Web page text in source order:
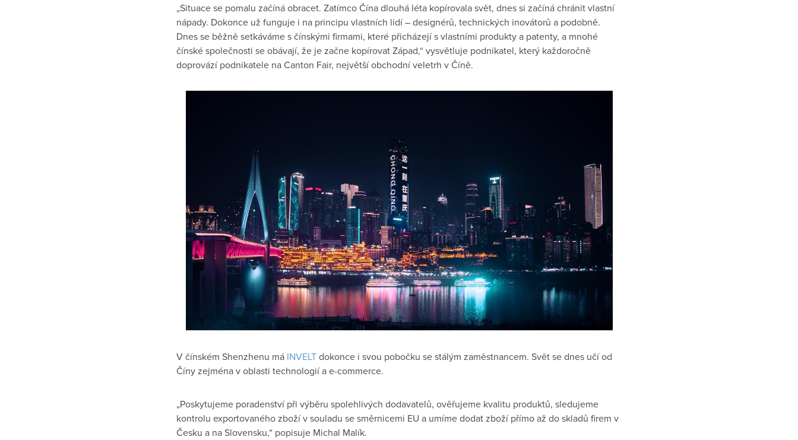
„Situace se pomalu začíná obracet. Zatímco Čína dlouhá léta kopírovala svět, dnes si začíná chránit vlastní
nápady. Dokonce už funguje i na principu vlastních lidí – designérů, technických inovátorů a podobně.
Dnes se běžně setkáváme s čínskými firmami, které přicházejí s vlastními produkty a patenty, a mnohé
čínské společnosti se obávají, že je začne kopírovat Západ,“ vysvětluje podnikatel, který každoročně
doprovází podnikatele na Canton Fair, největší obchodní veletrh v Číně.
V čínském Shenzhenu má INVELTdokonce i svou pobočku se stálým zaměstnancem. Svět se dnes učí od
Číny zejména v oblasti technologií a e-commerce.
„Poskytujeme poradenství při výběru spolehlivých dodavatelů, ověřujeme kvalitu produktů, sledujeme
kontrolu exportovaného zboží v souladu se směrnicemi EU a umíme dodat zboží přímo až do skladů firem v
Česku a na Slovensku,“ popisuje Michal Malík.